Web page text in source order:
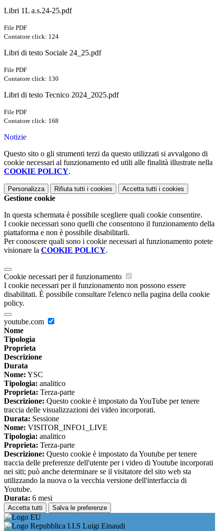
Libri 1L a.s.24-25.pdf
File PDF
Contatore click: 124
Libri di testo Sociale 24_25.pdf
File PDF
Contatore click: 130
Libri di testo Tecnico 2024_2025.pdf
File PDF
Contatore click: 168
Notizie
Questo sito o gli strumenti terzi da questo utilizzati si avvalgono di
cookie necessari al funzionamento ed utili alle finalità illustrate nella
COOKIE POLICY.
Personalizza Rifiuta tutti i cookies Accetta tutti i cookies
Gestione cookie
In questa schermata è possibile scegliere quali cookie consentire.
I cookie necessari sono quelli che consentono il funzionamento della
piattaforma e non è possibile disabilitarli.
Per conoscere quali sono i cookie necessari al funzionamento potete
visionare la COOKIE POLICY.
Cookie necessari per il funzionamento
I cookie necessari per il funzionamento non possono essere
disabilitati. È possibile consultare l'elenco nella pagina della cookie
policy.
youtube.com
Nome
Tipologia
Proprieta
Descrizione
Durata
Nome: YSC
Tipologia: analitico
Proprieta: Terza-parte
Descrizione: Questo cookie è impostato da YouTube per tenere
traccia delle visualizzazioni dei video incorporati.
Durata: Sessione
Nome: VISITOR_INFO1_LIVE
Tipologia: analitico
Proprieta: Terza-parte
Descrizione: Questo cookie è impostato da Youtube per tenere
traccia delle preferenze dell'utente per i video di Youtube incorporati
nei siti; può anche determinare se il visitatore del sito web sta
utilizzando la nuova o la vecchia versione dell'interfaccia di
Youtube.
Durata: 6 mesi
Accetta tutti Salva le preferenze
I.I.S Luigi Einaudi